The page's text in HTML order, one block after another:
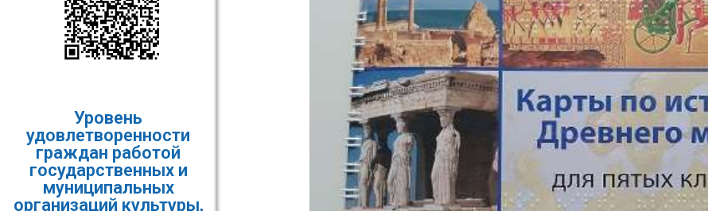
Уровень
удовлетворенности
граждан работой
государственных и
муниципальных
организаций культуры,